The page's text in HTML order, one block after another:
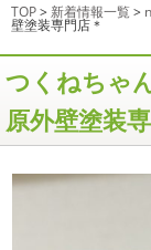
TOP> 新着情報一覧>
壁塗装専門店＊
つくねちゃ
原外壁塗装